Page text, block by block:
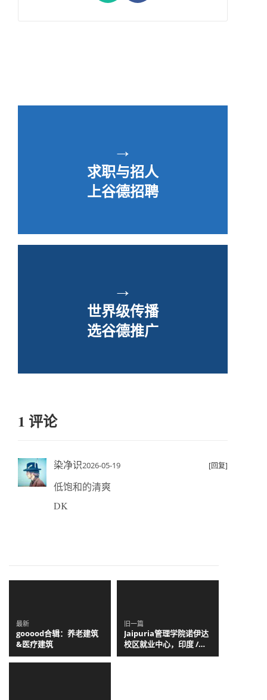
→
求职与招人
上谷德招聘
→
世界级传播
选谷德推广
1 评论
染净识2026-05-19 [回复]
低饱和的清爽
DK
最新
gooood合辑：养老建筑
&医疗建筑
旧一篇
Jaipuria管理学院诺伊达
校区就业中心，印度 /
Team3